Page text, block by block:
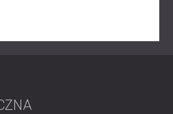
od tego, czy projektujesz